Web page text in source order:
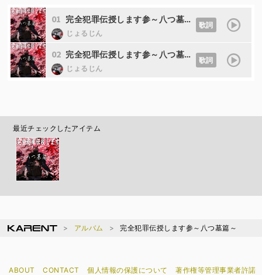
01 完全犯罪伝授します参～八つ墓篇～
じょるじん
歌詞
02 完全犯罪伝授します参～八つ墓篇～ -Instrumental-
じょるじん
歌詞
最近チェックしたアイテム
アルバム 完全犯罪伝授します参～八つ墓篇～
ABOUT CONTACT 個人情報の保護について
著作権等管理事業者許諾